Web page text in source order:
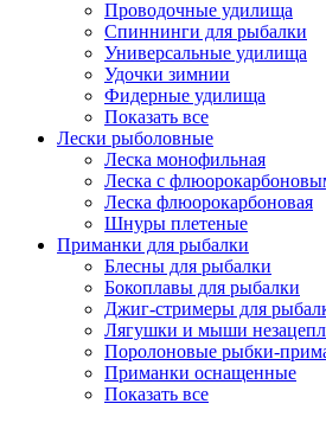
Проводочные удилища
Спиннинги для рыбалки
Универсальные удилища
Удочки зимнии
Фидерные удилища
Показать все
Лески рыболовные
Леска монофильная
Леска с
Леска флюорокарбоновая
Шнуры плетеные
Приманки для рыбалки
Блесны для рыбалки
Бокоплавы для рыбалки
Джиг-стримеры для
Лягушки и мыши
Поролоновые рыбки-
Приманки оснащенные
Показать все